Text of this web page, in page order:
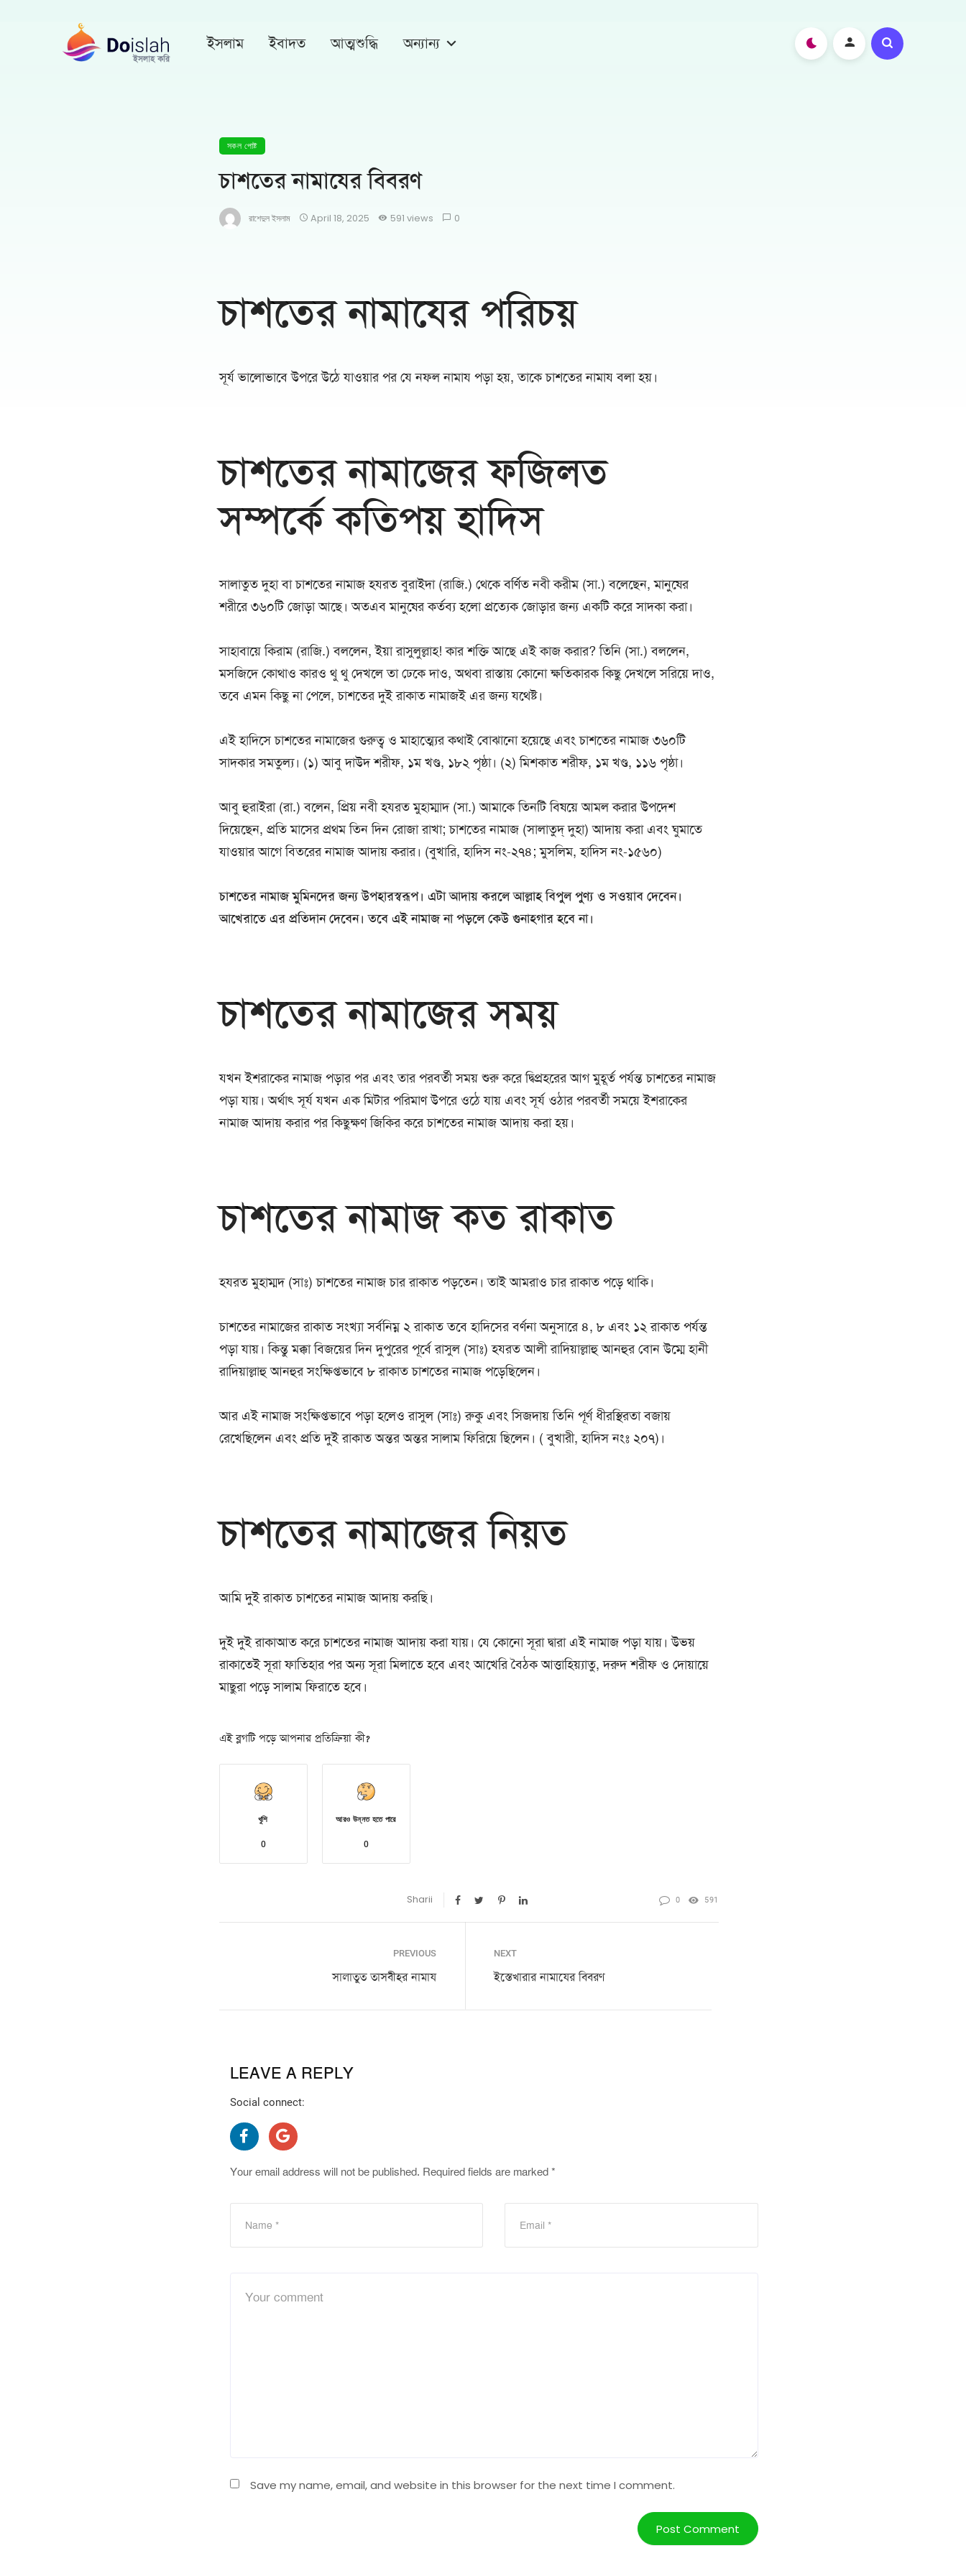
ইসলাম ইবাদত আত্মশুদ্ধি অন্যান্য
সকল পোষ্ট
চাশতের নামাযের বিবরণ
রাশেদুল ইসলাম April 18, 2025 591 views 0
চাশতের নামাযের পরিচয়
সূর্য ভালোভাবে উপরে উঠে যাওয়ার পর যে নফল নামায পড়া হয়, তাকে চাশতের নামায বলা হয়।
চাশতের নামাজের ফজিলত
সম্পর্কে কতিপয় হাদিস
সালাতুত দুহা বা চাশতের নামাজ হযরত বুরাইদা (রাজি.) থেকে বর্ণিত নবী করীম (সা.) বলেছেন, মানুষের
শরীরে ৩৬০টি জোড়া আছে। অতএব মানুষের কর্তব্য হলো প্রত্যেক জোড়ার জন্য একটি করে সাদকা করা।
সাহাবায়ে কিরাম (রাজি.) বললেন, ইয়া রাসুলুল্লাহ! কার শক্তি আছে এই কাজ করার? তিনি (সা.) বললেন,
মসজিদে কোথাও কারও থু থু দেখলে তা ঢেকে দাও, অথবা রাস্তায় কোনো ক্ষতিকারক কিছু দেখলে সরিয়ে দাও,
তবে এমন কিছু না পেলে, চাশতের দুই রাকাত নামাজই এর জন্য যথেষ্ট।
এই হাদিসে চাশতের নামাজের গুরুত্ব ও মাহাত্ম্যের কথাই বোঝানো হয়েছে এবং চাশতের নামাজ ৩৬০টি
সাদকার সমতুল্য। (১) আবু দাউদ শরীফ, ১ম খণ্ড, ১৮২ পৃষ্ঠা। (২) মিশকাত শরীফ, ১ম খণ্ড, ১১৬ পৃষ্ঠা।
আবু হুরাইরা (রা.) বলেন, প্রিয় নবী হযরত মুহাম্মাদ (সা.) আমাকে তিনটি বিষয়ে আমল করার উপদেশ
দিয়েছেন, প্রতি মাসের প্রথম তিন দিন রোজা রাখা; চাশতের নামাজ (সালাতুদ্ দুহা) আদায় করা এবং ঘুমাতে
যাওয়ার আগে বিতরের নামাজ আদায় করার। (বুখারি, হাদিস নং-২৭৪; মুসলিম, হাদিস নং-১৫৬০)
চাশতের নামাজ মুমিনদের জন্য উপহারস্বরূপ। এটা আদায় করলে আল্লাহ বিপুল পুণ্য ও সওয়াব দেবেন।
আখেরাতে এর প্রতিদান দেবেন। তবে এই নামাজ না পড়লে কেউ গুনাহগার হবে না।
চাশতের নামাজের সময়
যখন ইশরাকের নামাজ পড়ার পর এবং তার পরবর্তী সময় শুরু করে দ্বিপ্রহরের আগ মুহূর্ত পর্যন্ত চাশতের নামাজ
পড়া যায়। অর্থাৎ সূর্য যখন এক মিটার পরিমাণ উপরে ওঠে যায় এবং সূর্য ওঠার পরবর্তী সময়ে ইশরাকের
নামাজ আদায় করার পর কিছুক্ষণ জিকির করে চাশতের নামাজ আদায় করা হয়।
চাশতের নামাজ কত রাকাত
হযরত মুহাম্মদ (সাঃ) চাশতের নামাজ চার রাকাত পড়তেন। তাই আমরাও চার রাকাত পড়ে থাকি।
চাশতের নামাজের রাকাত সংখ্যা সর্বনিম্ন ২ রাকাত তবে হাদিসের বর্ণনা অনুসারে ৪, ৮ এবং ১২ রাকাত পর্যন্ত
পড়া যায়। কিন্তু মক্কা বিজয়ের দিন দুপুরের পূর্বে রাসুল (সাঃ) হযরত আলী রাদিয়াল্লাহু আনহুর বোন উম্মে হানী
রাদিয়াল্লাহু আনহুর সংক্ষিপ্তভাবে ৮ রাকাত চাশতের নামাজ পড়েছিলেন।
আর এই নামাজ সংক্ষিপ্তভাবে পড়া হলেও রাসুল (সাঃ) রুকু এবং সিজদায় তিনি পূর্ণ ধীরস্থিরতা বজায়
রেখেছিলেন এবং প্রতি দুই রাকাত অন্তর অন্তর সালাম ফিরিয়ে ছিলেন। ( বুখারী, হাদিস নংঃ ২০৭)।
চাশতের নামাজের নিয়ত
আমি দুই রাকাত চাশতের নামাজ আদায় করছি।
দুই দুই রাকাআত করে চাশতের নামাজ আদায় করা যায়। যে কোনো সূরা দ্বারা এই নামাজ পড়া যায়। উভয়
রাকাতেই সূরা ফাতিহার পর অন্য সূরা মিলাতে হবে এবং আখেরি বৈঠক আত্তাহিয়্যাতু, দরুদ শরীফ ও দোয়ায়ে
মাছুরা পড়ে সালাম ফিরাতে হবে।
এই ব্লগটি পড়ে আপনার প্রতিক্রিয়া কী?
খুশি
0
আরও উন্নত হতে পারে
0
0 591
Sharii
PREVIOUS
সালাতুত তাসবীহর নামায
NEXT
ইস্তেখারার নামাযের বিবরণ
LEAVE A REPLY
Social connect:
Your email address will not be published. Required fields are marked *
Save my name, email, and website in this browser for the next time I comment.